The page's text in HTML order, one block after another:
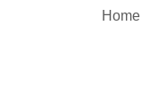
Home